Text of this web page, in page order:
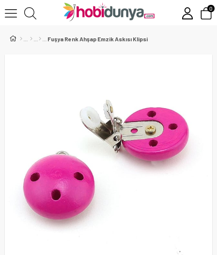
0
Fuşya Renk Ahşap Emzik Askısı Klipsi